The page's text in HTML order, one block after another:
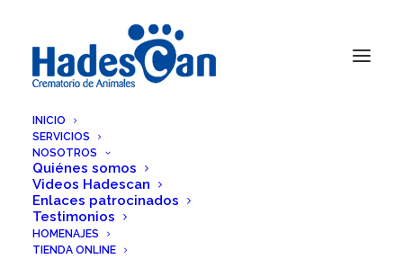
INICIO
SERVICIOS
NOSOTROS
Quiénes somos
Videos Hadescan
Enlaces patrocinados
Testimonios
HOMENAJES
TIENDA ONLINE